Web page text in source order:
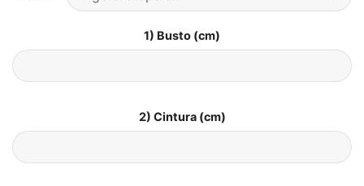
281,00 €
1) Busto (cm)
2) Cintura (cm)